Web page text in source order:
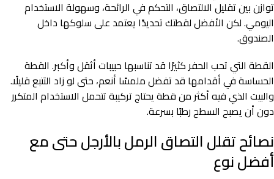
توازن بين تقليل الالتصاق، التحكم في الرائحة، وسهولة الاستخدام
اليومي. لكن الأفضل لقطتك تحديدًا يعتمد على سلوكها داخل
الصندوق.
القطة التي تحب الحفر كثيرًا قد تناسبها حبيبات أثقل وأكبر. القطة
الحساسة في أقدامها قد تفضل ملمسًا أنعم، حتى لو زاد التتبع قليلًا.
والبيت الذي فيه أكثر من قطة يحتاج تركيبة تتحمل الاستخدام المتكرر
دون أن يصبح السطح رطبًا بسرعة.
نصائح تقلل التصاق الرمل بالأرجل حتى مع
أفضل نوع